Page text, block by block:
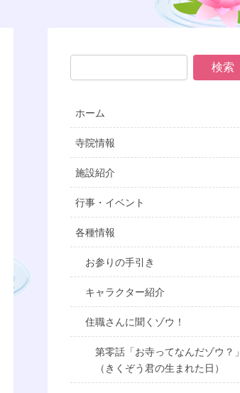
ホーム
寺院情報
施設紹介
行事・イベント
各種情報
お参りの手引き
キャラクター紹介
住職さんに聞くゾウ！
第零話「お寺ってなんだゾウ？」
（きくぞう君の生まれた日）